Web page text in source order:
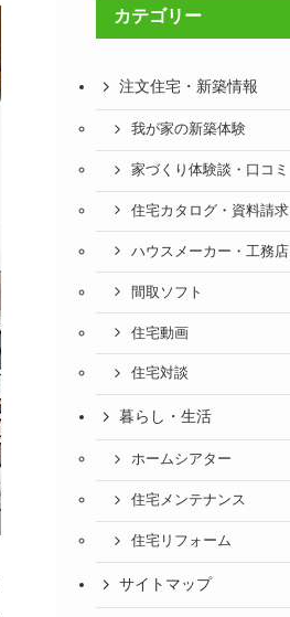
カテゴリー
注文住宅・新築情報
我が家の新築体験
家づくり体験談・口コミ
住宅カタログ・資料請求
ハウスメーカー・工務店
間取ソフト
住宅動画
住宅対談
暮らし・生活
ホームシアター
住宅メンテナンス
住宅リフォーム
サイトマップ